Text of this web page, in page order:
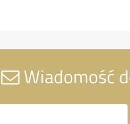
Wiadomość